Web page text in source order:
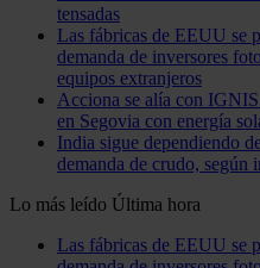
tensadas
Las fábricas de EEUU se
demanda de inversores
equipos extranjeros
Acciona se alía con
en Segovia con energía
India sigue dependiendo
demanda de crudo,
Lo más leído Última hora
Las fábricas de EEUU se